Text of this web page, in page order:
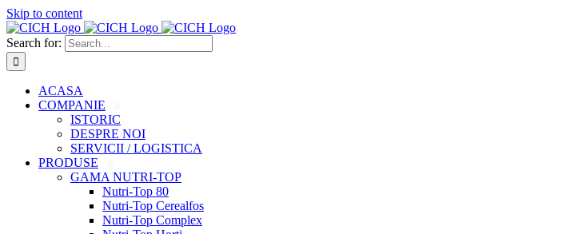
Skip to content
Search for:
ACASA
COMPANIE
ISTORIC
DESPRE NOI
SERVICII / LOGISTICA
PRODUSE
GAMA NUTRI-TOP
Nutri-Top 80
Nutri-Top Cerealfos
Nutri-Top Complex